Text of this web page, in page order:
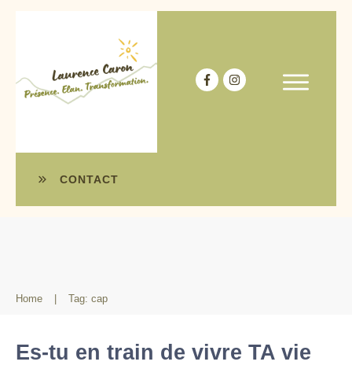
CONTACT
Home Tag: cap
Es-tu en train de vivre TA vie